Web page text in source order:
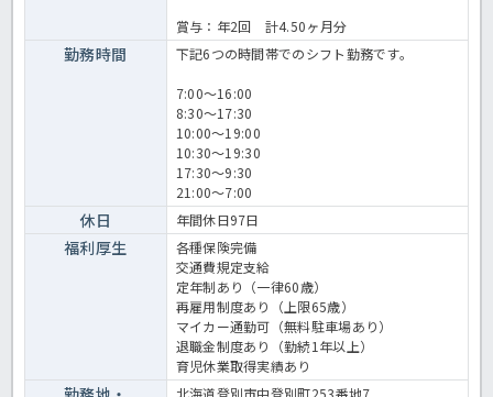
賞与：年2回 計4.50ヶ月分
勤務時間 下記6つの時間帯でのシフト勤務です。
7:00～16:00
8:30～17:30
10:00～19:00
10:30～19:30
17:30～9:30
21:00～7:00
休日 年間休日97日
福利厚生
各種保険完備
交通費規定支給
定年制あり（一律60歳）
再雇用制度あり（上限65歳）
マイカー通勤可（無料駐車場あり）
退職金制度あり（勤続1年以上）
育児休業取得実績あり
北海道登別市中登別町253番地7